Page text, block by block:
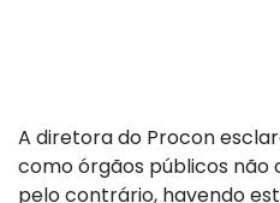
A diretora do Procon
como órgãos públicos não
pelo contrário, havendo